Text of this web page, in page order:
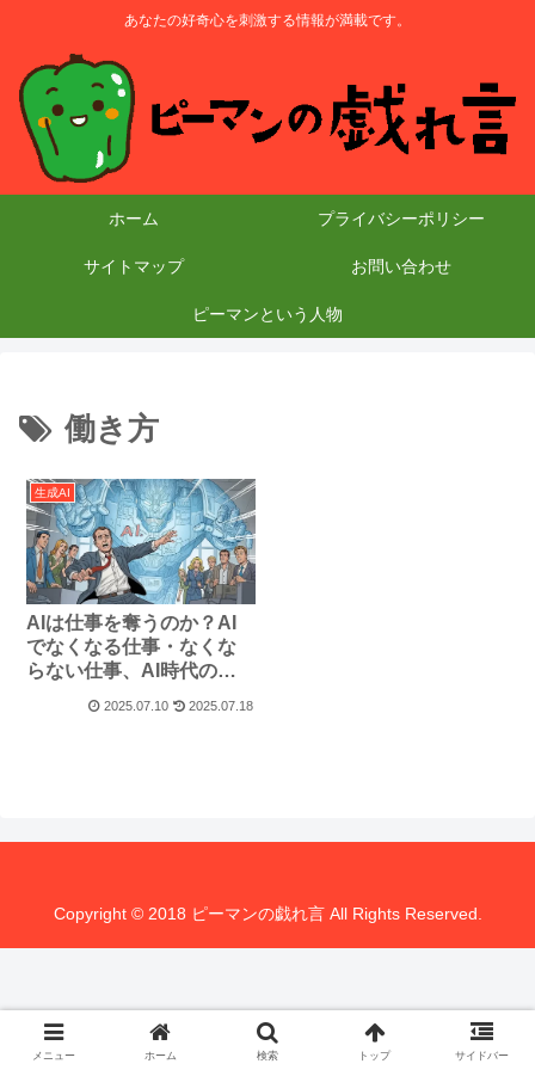
あなたの好奇心を刺激する情報が満載です。
ホーム プライバシーポリシー
サイトマップ お問い合わせ
ピーマンという人物
働き方
生成AI
AIは仕事を奪うのか？AI
でなくなる仕事・なくな
らない仕事、AI時代の働
2025.07.10 2025.07.18
Copyright © 2018 ピーマンの戯れ言 All Rights Reserved.
メニュー ホーム 検索 トップ サイドバー